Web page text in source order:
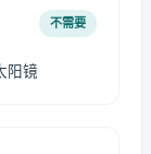
不需要
阳镜